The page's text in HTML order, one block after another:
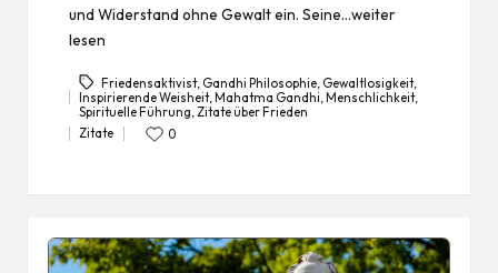
und Widerstand ohne Gewalt ein. Seine…weiter
lesen
Tags:
Friedensaktivist, Gandhi Philosophie Gewaltlosigkeit,
Inspirierende Weisheit, Mahatma Gandhi Menschlichkeit,
Spirituelle Führung Zitate über Frieden
Posted
Zitate 0